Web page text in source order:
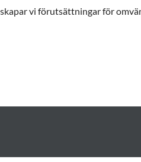
vi förutsättningar för